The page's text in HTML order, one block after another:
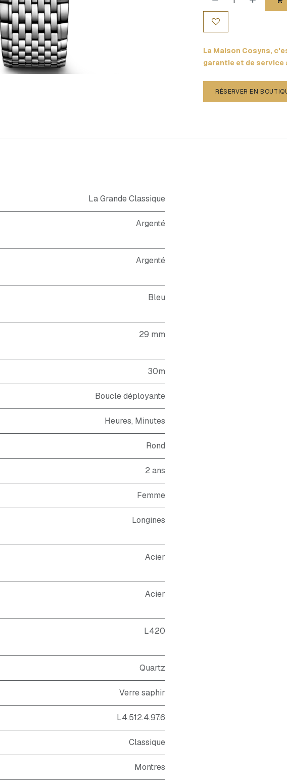
La Maison Cosyns,
garantie et de service
RÉSERVER EN
La Grande Classique
Argenté
Argenté
Bleu
29 mm
30m
Boucle déployante
Heures, Minutes
Rond
2 ans
Femme
Longines
Acier
Acier
L420
Quartz
Verre saphir
L4.512.4.97.6
Classique
Montres